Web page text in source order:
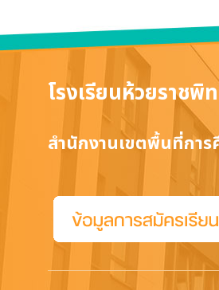
โรงเรียนห้วยราชพิ
สำนักงานเขตพื้นที่กา